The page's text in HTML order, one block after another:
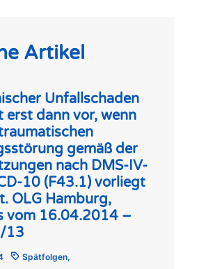
Artikel
Unfallschaden
erst dann vor, wenn
gemäß der
nach DMS-IV-
10 (F43.1) vorliegt
OLG Hamburg,
vom 16.04.2014 –
13
Spätfolgen,